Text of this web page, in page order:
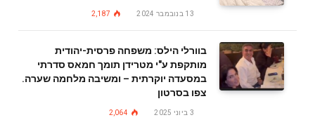
13 בנובמבר 2024 2,187
בוורלי הילס: משפחה פרסית-יהודית
מותקפת ע"י מטרידן תומך חמאס סדרתי
במסעדה יוקרתית – ומשיבה מלחמה שערה.
צפו בסרטון
3 ביוני 2025 2,064